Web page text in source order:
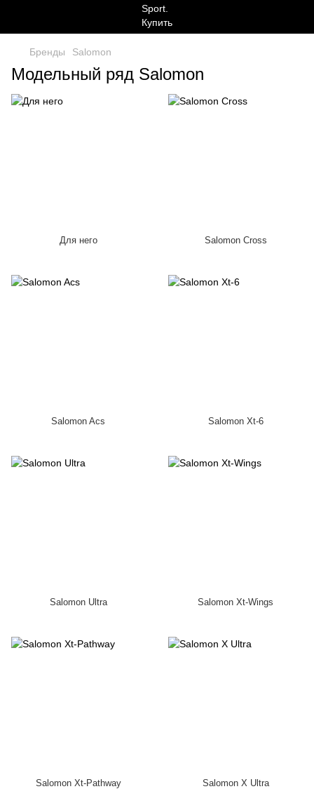
Бренды Salomon
Модельный ряд Salomon
Для него Salomon Cross
Salomon Acs Salomon Xt-6
Salomon Ultra Salomon Xt-Wings
Salomon Xt-Pathway Salomon X Ultra